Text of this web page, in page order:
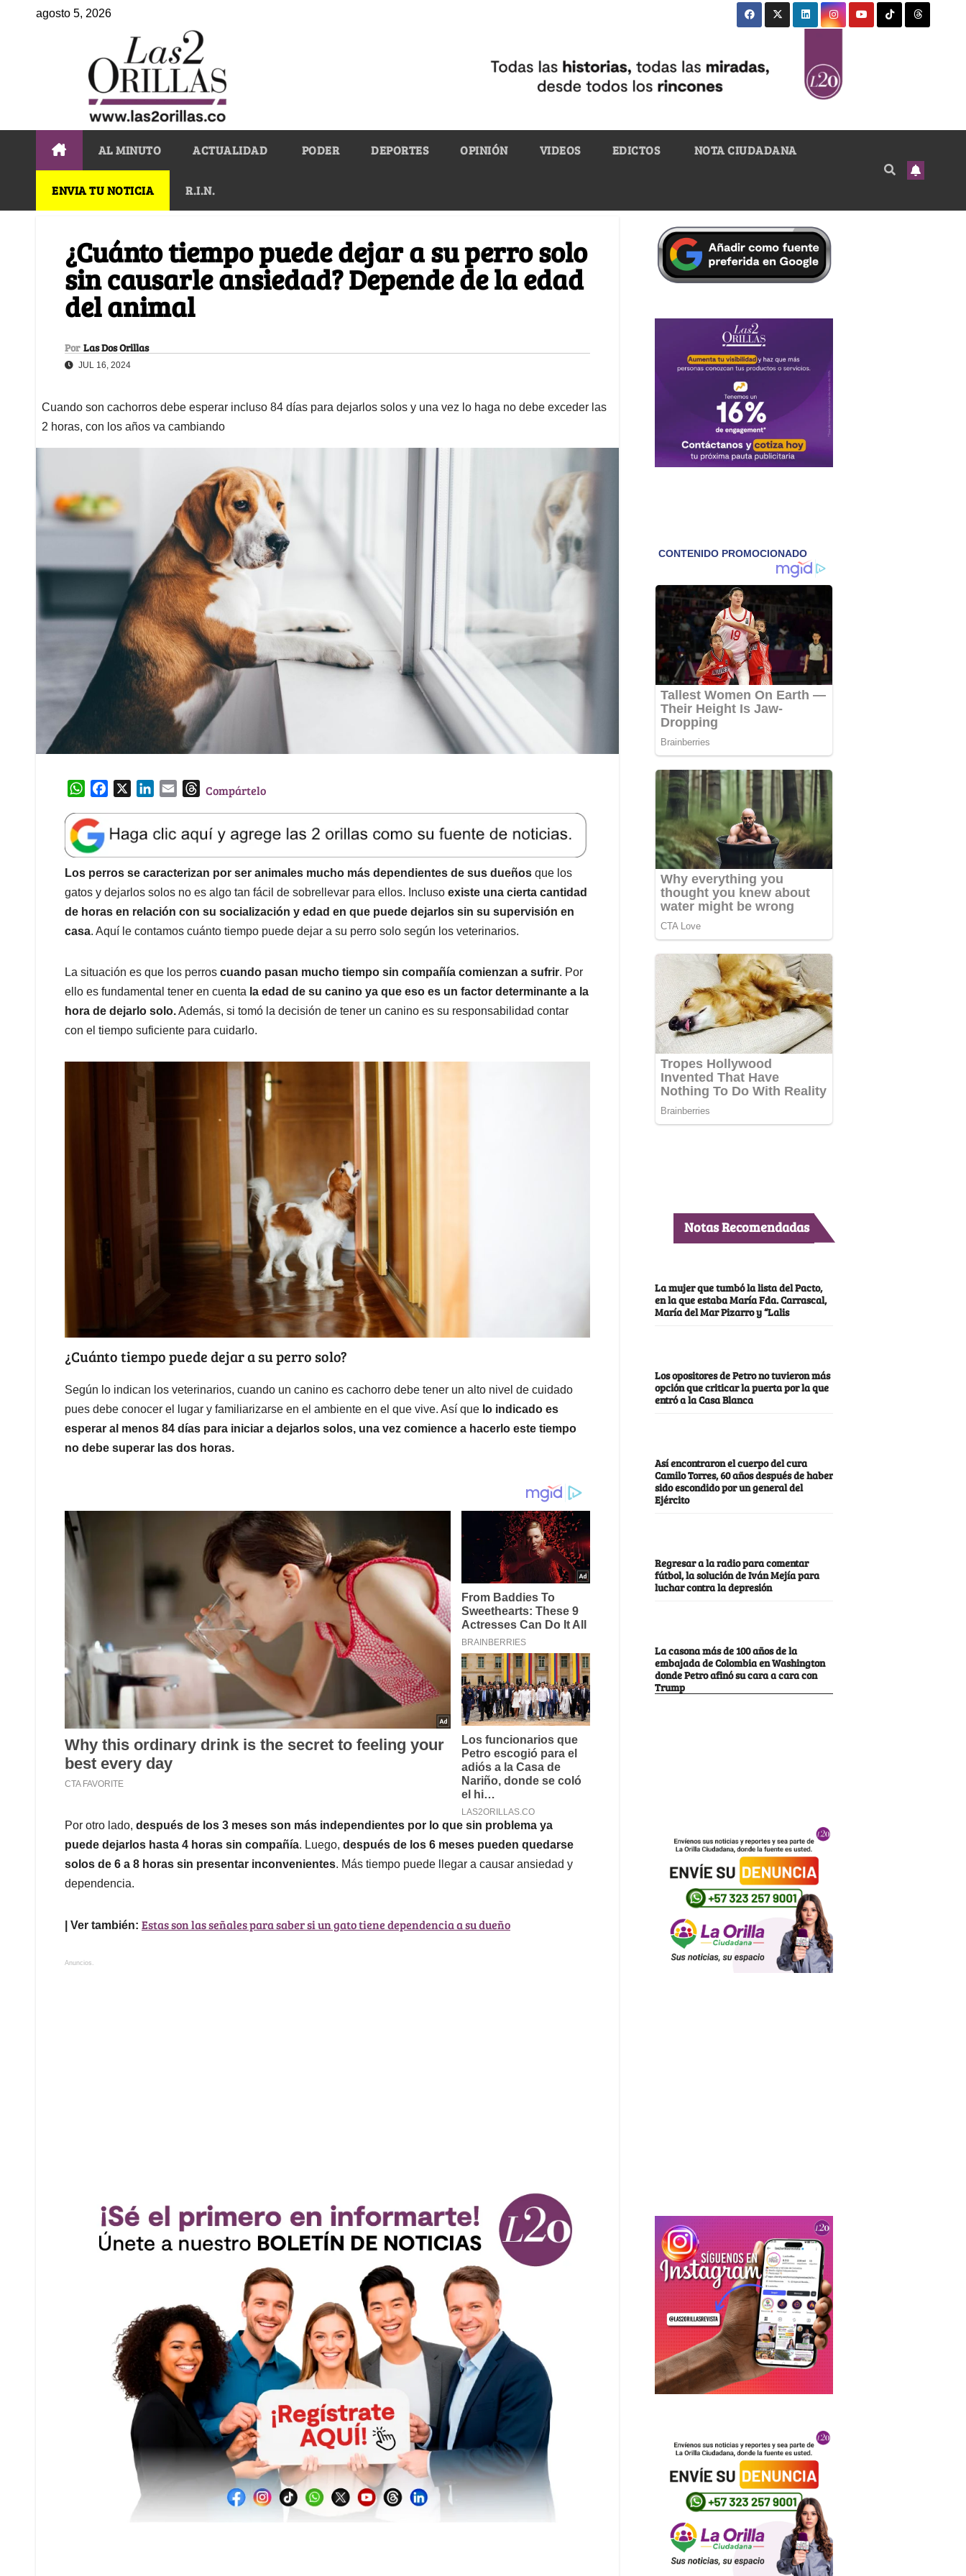
agosto 5, 2026
AL MINUTO ACTUALIDAD PODER DEPORTES OPINIÓN VIDEOS EDICTOS NOTA CIUDADANA
ENVIA TU NOTICIA R.I.N.
¿Cuánto tiempo puede dejar a su perro solo
sin causarle ansiedad? Depende de la edad
del animal
Por Las Dos Orillas
JUL 16, 2024
Cuando son cachorros debe esperar incluso 84 días para dejarlos solos y una vez lo haga no debe exceder las
2 horas, con los años va cambiando
W
a
t
s
A
p
p
e
b
o
o
k
k
e
d
I
n
l
T
e
a
d
s
Compártelo
Los perros se caracterizan por ser animales mucho más dependientes de sus dueños que los
gatos y dejarlos solos no es algo tan fácil de sobrellevar para ellos. Incluso existe una cierta cantidad
de horas en relación con su socialización y edad en que puede dejarlos sin su supervisión en
casa. Aquí le contamos cuánto tiempo puede dejar a su perro solo según los veterinarios.
La situación es que los perros cuando pasan mucho tiempo sin compañía comienzan a sufrir. Por
ello es fundamental tener en cuenta la edad de su canino ya que eso es un factor determinante a la
hora de dejarlo solo.Además, si tomó la decisión de tener un canino es su responsabilidad contar
con el tiempo suficiente para cuidarlo.
¿Cuánto tiempo puede dejar a su perro solo?
Según lo indican los veterinarios, cuando un canino es cachorro debe tener un alto nivel de cuidado
pues debe conocer el lugar y familiarizarse en el ambiente en el que vive. Así que lo indicado es
esperar al menos 84 días para iniciar a dejarlos solos, una vez comience a hacerlo este tiempo
no debe superar las dos horas.
Por otro lado, después de los 3 meses son más independientes por lo que sin problema ya
puede dejarlos hasta 4 horas sin compañía. Luego, después de los 6 meses pueden quedarse
solos de 6 a 8 horas sin presentar inconvenientes. Más tiempo puede llegar a causar ansiedad y
dependencia.
| Ver también: Estas son las señales para saber si un gato tiene dependencia a su dueño
Anuncios.
Notas Recomendadas
La mujer que tumbó la lista del Pacto,
en la que estaba María Fda. Carrascal,
María del Mar Pizarro y “Lalis
Los opositores de Petro no tuvieron más
opción que criticar la puerta por la que
entró a la Casa Blanca
Así encontraron el cuerpo del cura
Camilo Torres, 60 años después de haber
sido escondido por un general del
Ejército
Regresar a la radio para comentar
fútbol, la solución de Iván Mejía para
luchar contra la depresión
La casona más de 100 años de la
embajada de Colombia en Washington
donde Petro afinó su cara a cara con
Trump